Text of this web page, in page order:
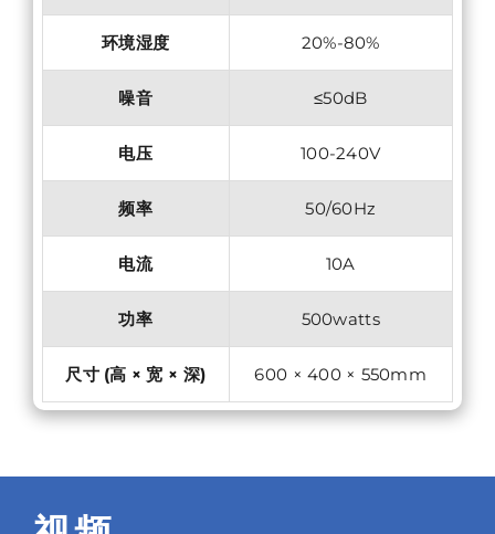
环境湿度 20%-80%
噪音 ≤50dB
电压 100-240V
频率 50/60Hz
电流 10A
功率 500watts
尺寸 (高 × 宽 × 深) 600 × 400 × 550mm